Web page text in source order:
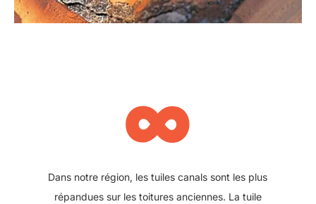
∞
plus récemment et que des plaques sous tuile
aient été posées. Nous pouvons également